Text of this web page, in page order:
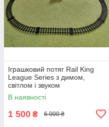
Іграшковий потяг Rail King
League Series з димом,
світлом і звуком
В наявності
1 500 ₴ 6 000 ₴